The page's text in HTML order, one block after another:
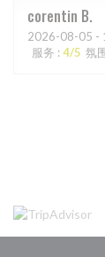
corentin B
2026-08-05 -
服务 : 4/5 氛